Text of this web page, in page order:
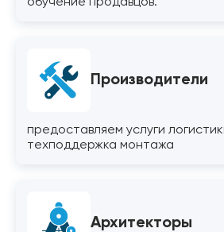
Производители
предоставляем услуги
техподдержка монтажа
Архитекторы